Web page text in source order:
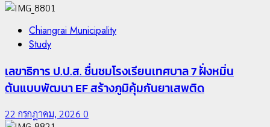
Chiangrai Municipality
Study
เลขาธิการ ป.ป.ส. ชื่นชมโรงเรียนเทศบาล 7 ฝั่งหมิ่น
ต้นแบบพัฒนา EF สร้างภูมิคุ้มกันยาเสพติด
22 กรกฎาคม, 2026 0